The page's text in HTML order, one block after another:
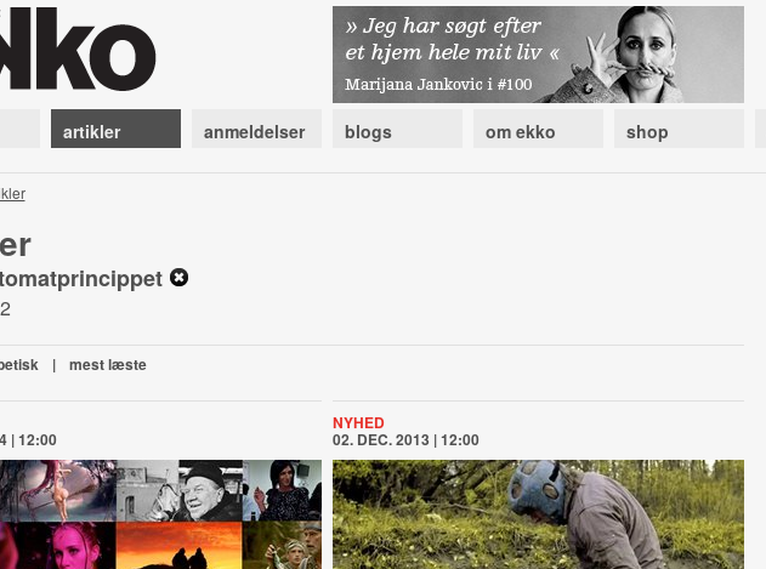
artikler anmeldelser blogs om ekko shop
| mest læste
| 12:00
NYHED
02. DEC. 2013 | 12:00